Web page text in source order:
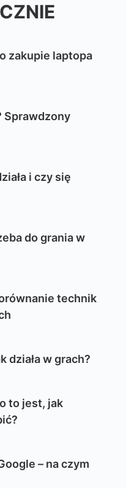
zakupie laptopa
Sprawdzony
i czy się
do grania w
technik
działa w grach?
to jest, jak
– na czym